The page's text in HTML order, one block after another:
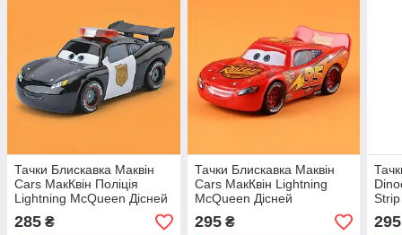
Тачки Блискавка Маквін
Cars МакКвін Поліція
Lightning McQueen Дісней
мультфільм Pixar металеві
машинки
285 ₴
Тачки Блискавка Маквін
Cars МакКвін Lightning
McQueen Дісней
мультфільм Pixar металеві
машинки
295₴ 295